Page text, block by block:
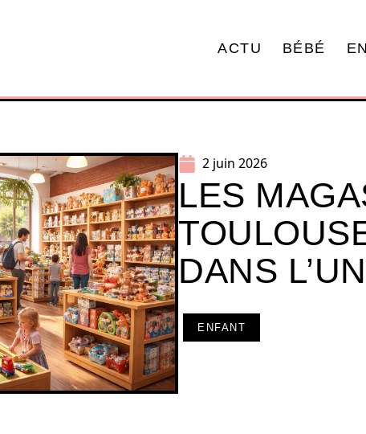
ACTU BÉBÉ
2 juin 2026
LES
DANS
ENFANT